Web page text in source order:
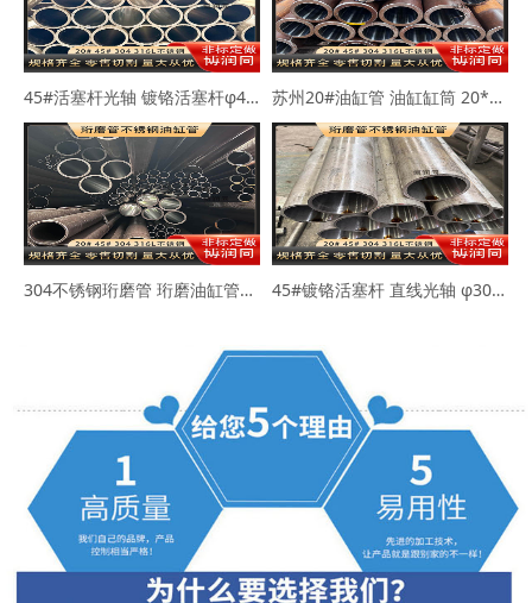
45#活塞杆光轴 镀铬活塞杆φ40-50mm 苏州20#油缸管 油缸缸筒 20*30 40*50
304不锈钢珩磨管 珩磨油缸管63*73 80*89 45#镀铬活塞杆 直线光轴 φ30-45-50mm